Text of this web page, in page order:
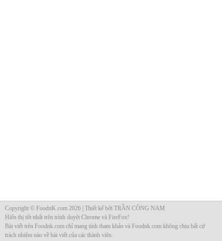
Copyright © FoodnK.com 2026 | Thiết kế bởi TRẦN CÔNG NAM
Hiển thị tốt nhất trên trình duyệt Chrome và FireFox!
Bài viết trên Foodnk.com chỉ mang tính tham khảo và Foodnk.com không chịu bất cứ
trách nhiệm nào về bài viết của các thành viên.